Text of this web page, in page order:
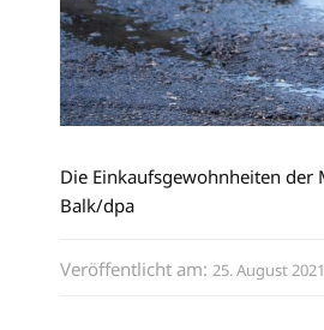
Die Einkaufsgewohnheiten der
Balk/dpa
Veröffentlicht am: 25. August 2021